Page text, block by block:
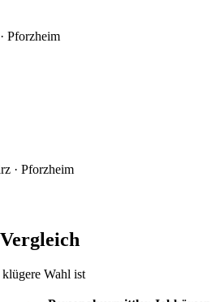
· Pforzheim
· Pforzheim
Vergleich
Wahl ist